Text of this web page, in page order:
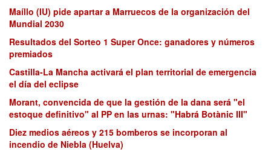
Maíllo (IU) pide apartar a Marruecos de la organización del
Mundial 2030
Resultados del Sorteo 1 Super Once: ganadores y números
premiados
Castilla-La Mancha activará el plan territorial de emergencia
el día del eclipse
Morant, convencida de que la gestión de la dana será "el
estoque definitivo" al PP en las urnas: "Habrá Botànic III"
Diez medios aéreos y 215 bomberos se incorporan al
incendio de Niebla (Huelva)